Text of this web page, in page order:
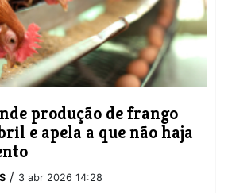
produção de frango
e apela a que não haja
/ 3 abr 2026 14:28